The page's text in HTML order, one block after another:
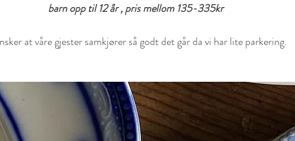
barn opp til 12 år , pris mellom 135-335kr
at våre gjester samkjører så godt det går da vi har lite parkering.